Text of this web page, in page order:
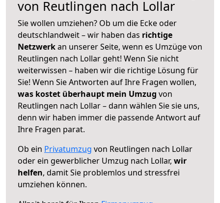
von Reutlingen nach Lollar
Sie wollen umziehen? Ob um die Ecke oder
deutschlandweit – wir haben das richtige
Netzwerkan unserer Seite, wenn es Umzüge von
Reutlingen nach Lollar geht! Wenn Sie nicht
weiterwissen – haben wir die richtige Lösung für
Sie! Wenn Sie Antworten auf Ihre Fragen wollen,
was kostet überhaupt mein Umzug von
Reutlingen nach Lollar – dann wählen Sie sie uns,
denn wir haben immer die passende Antwort auf
Ihre Fragen parat.
Ob ein Privatumzug von Reutlingen nach Lollar
oder ein gewerblicher Umzug nach Lollar, wir
helfen, damit Sie problemlos und stressfrei
umziehen können.